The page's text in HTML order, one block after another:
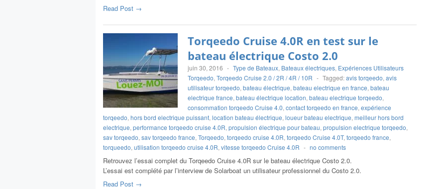
Read Post →
Torqeedo Cruise 4.0R en test sur le
bateau électrique Costo 2.0
juin 30, 2016 - Type de Bateaux, Bateaux électriques, Expériences Utilisateurs
Torqeedo, Torqeedo Cruise 2.0 / 2R / 4R / 10R - Tagged:avis torqeedo, avis
utilisateur torqeedo, bateau électrique, bateau electrique en france, bateau
electrique france, bateau électrique location, bateau electrique torqeedo,
consommation torqeedo Cruise 4.0, contact torqeedo en france, expérience
torqeedo, hors bord electrique puissant, location bateau électrique, loueur bateau electrique, meilleur hors bord
electrique, performance torqeedo cruise 4.0R, propulsion électrique pour bateau, propulsion electrique torqeedo,
sav torqeedo, sav torqeedo france, Torqeedo, torqeedo cruise 4.0R, torqeedo Cruise 4.0T, torqeedo france,
torqueedo, utilisation torqeedo cruise 4.0R, vitesse torqeedo Cruise 4.0R - no comments
Retrouvez l’essai complet du Torqeedo Cruise 4.0R sur le bateau électrique Costo 2.0.
L’essai est complété par l’interview de Solarboat un utilisateur professionnel du Costo 2.0.
Read Post →